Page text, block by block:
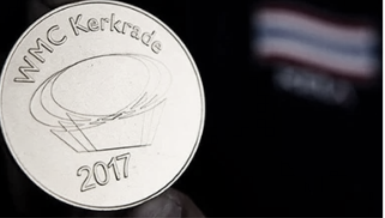
พร้อมที่จ
และผลักดันในการใช้ระบบส
เพื่อการทำงานแ